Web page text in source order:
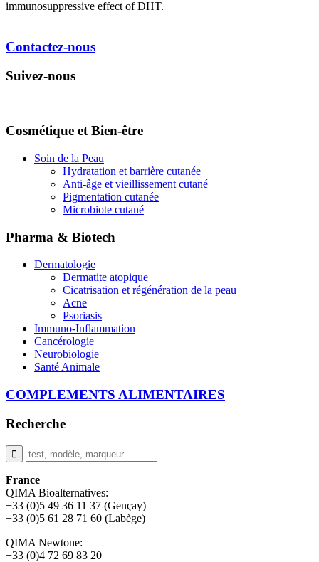
immunosuppressive effect of DHT.
Contactez-nous
Suivez-nous
Cosmétique et Bien-être
Soin de la Peau
Hydratation et barrière cutanée
Anti-âge et vieillissement cutané
Pigmentation cutanée
Microbiote cutané
Pharma & Biotech
Dermatologie
Dermatite atopique
Cicatrisation et régénération de la peau
Acne
Psoriasis
Immuno-Inflammation
Cancérologie
Neurobiologie
Santé Animale
COMPLEMENTS ALIMENTAIRES
Recherche
France
QIMA Bioalternatives:
+33 (0)5 49 36 11 37 (Gençay)
+33 (0)5 61 28 71 60 (Labège)
QIMA Newtone:
+33 (0)4 72 69 83 20